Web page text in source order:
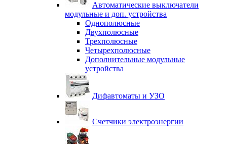
Автоматические выключатели
модульные и доп. устройства
Однополюсные
Двухполюсные
Трехполюсные
Четырехполюсные
Дополнительные модульные
устройства
Дифавтоматы и УЗО
Счетчики электроэнергии